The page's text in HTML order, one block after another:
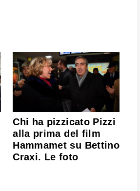
Chi ha pizzicato Pizzi
alla prima del film
Hammamet su Bettino
Craxi. Le foto